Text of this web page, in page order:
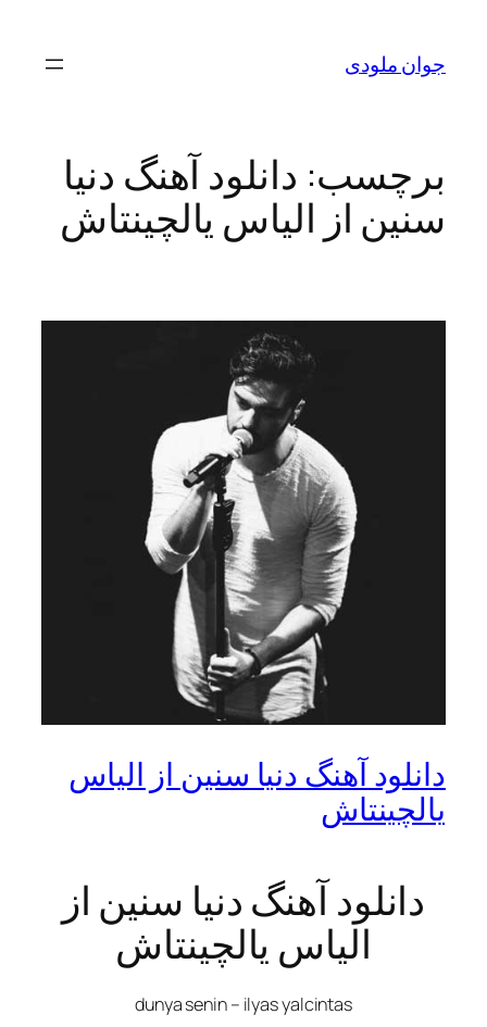
محتواجوان ملودی
برچسب: دانلود آهنگ دنیا
سنین از الیاس یالچینتاش
دانلود آهنگ دنیا سنین از الیاس
یالچینتاش
دانلود آهنگ دنیا سنین از
الیاس یالچینتاش
dunya senin – ilyas yalcintas